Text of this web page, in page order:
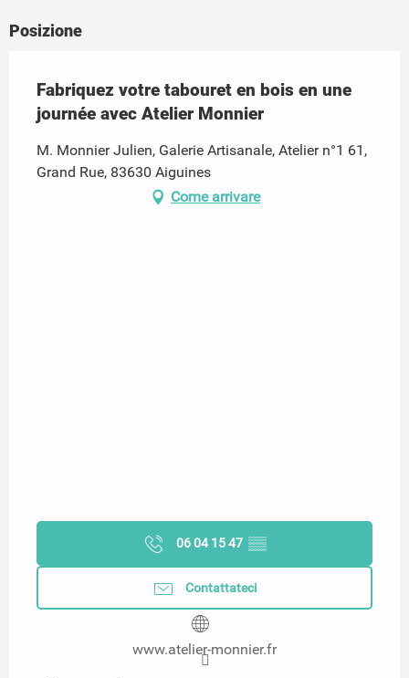
Posizione
Fabriquez votre tabouret en bois en une
journée avec Atelier Monnier
M. Monnier Julien, Galerie Artisanale, Atelier n°1 61,
Grand Rue, 83630 Aiguines
Come arrivare
06 04 15 47 ▒▒
Contattateci
www.atelier-monnier.fr